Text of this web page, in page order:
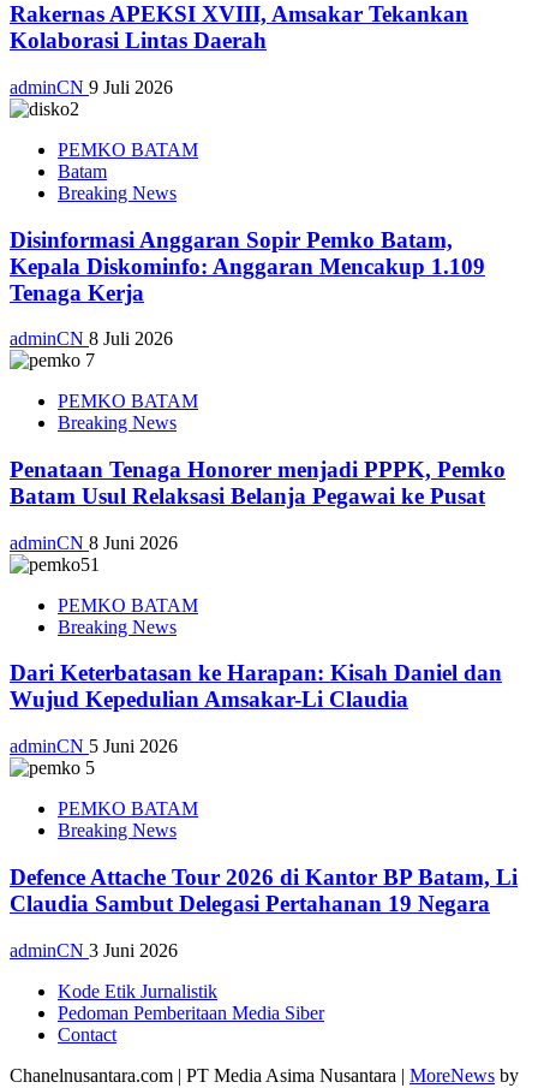
Rakernas APEKSI XVIII, Amsakar Tekankan
Kolaborasi Lintas Daerah
adminCN 9 Juli 2026
PEMKO BATAM
Batam
Breaking News
Disinformasi Anggaran Sopir Pemko Batam,
Kepala Diskominfo: Anggaran Mencakup 1.109
Tenaga Kerja
adminCN 8 Juli 2026
PEMKO BATAM
Breaking News
Penataan Tenaga Honorer menjadi PPPK, Pemko
Batam Usul Relaksasi Belanja Pegawai ke Pusat
adminCN 8 Juni 2026
PEMKO BATAM
Breaking News
Dari Keterbatasan ke Harapan: Kisah Daniel dan
Wujud Kepedulian Amsakar-Li Claudia
adminCN 5 Juni 2026
PEMKO BATAM
Breaking News
Defence Attache Tour 2026 di Kantor BP Batam, Li
Claudia Sambut Delegasi Pertahanan 19 Negara
adminCN 3 Juni 2026
Kode Etik Jurnalistik
Pedoman Pemberitaan Media Siber
Contact
Chanelnusantara.com | PT Media Asima Nusantara | MoreNews by